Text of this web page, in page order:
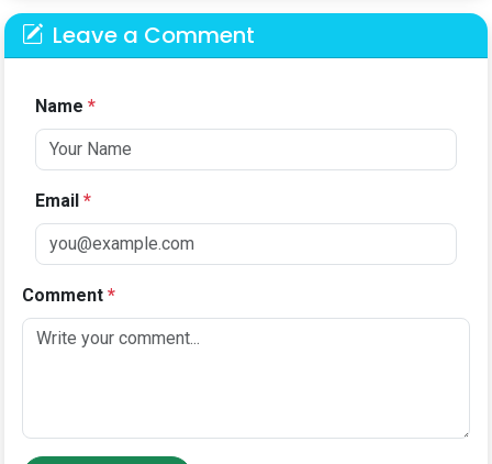
Leave a Comment
Name *
Email *
Comment *